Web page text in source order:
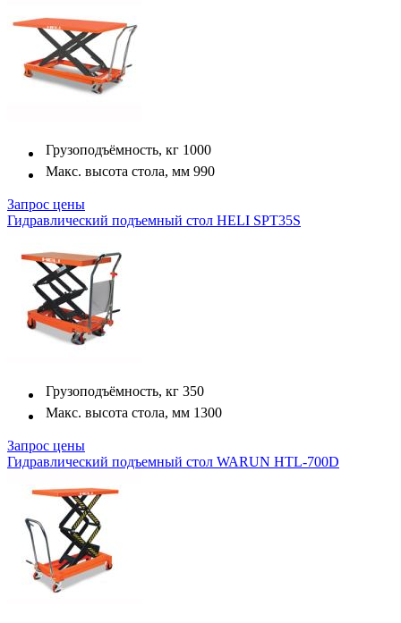
Грузоподъёмность, кг 1000
Макс. высота стола, мм 990
Запрос цены
Гидравлический подъемный стол HELI SPT35S
Грузоподъёмность, кг 350
Макс. высота стола, мм 1300
Запрос цены
Гидравлический подъемный стол WARUN HTL-700D